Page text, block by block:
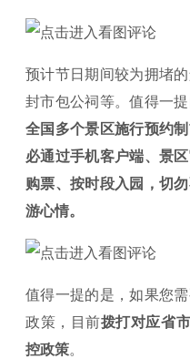
预计节日期间较为拥堵
封市包公祠等。值得一
全国多个景区施行预约
必通过手机客户端、景
购票、按时段入园，切
游心情。
值得一提的是，如果您
政策，目前拨打对应省
控政策。